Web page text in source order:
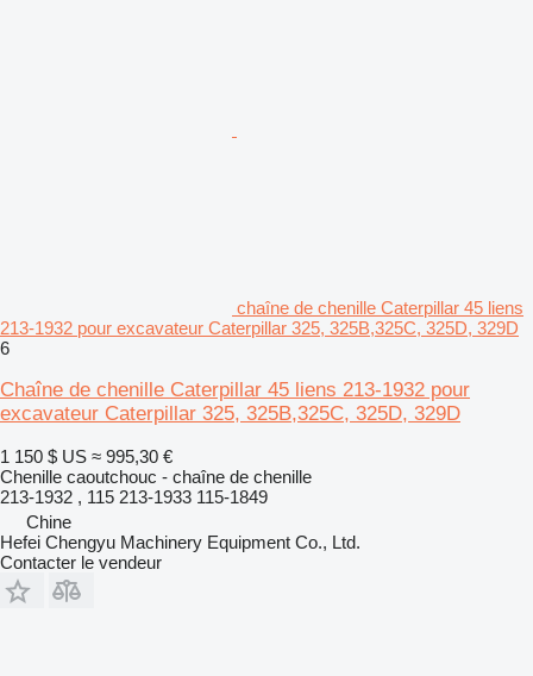
chaîne de chenille Caterpillar 45 liens
213-1932 pour excavateur Caterpillar 325, 325B,325C, 325D, 329D
6
Chaîne de chenille Caterpillar 45 liens 213-1932 pour
excavateur Caterpillar 325, 325B,325C, 325D, 329D
1 150 $ US ≈ 995,30 €
Chenille caoutchouc - chaîne de chenille
213-1932 , 115 213-1933 115-1849
Chine
Hefei Chengyu Machinery Equipment Co., Ltd.
Contacter le vendeur